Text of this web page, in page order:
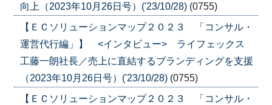
向上（2023年10月26日号）('23/10/28) (0755)
【ＥＣソリューションマップ２０２３ 「コンサル・
運営代行編」】 <インタビュー> ライフェックス
工藤一朗社長／売上に直結するブランディングを支援
（2023年10月26日号）('23/10/28) (0755)
【ＥＣソリューションマップ２０２３ 「コンサル・